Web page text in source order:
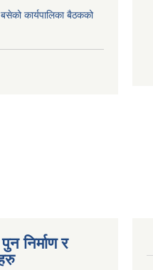
कार्यपालिका बैठकको
निर्माण र